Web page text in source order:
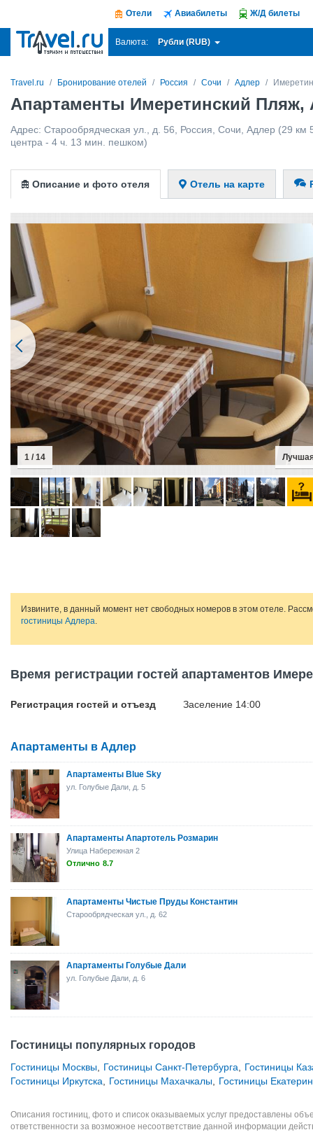
Отели Авиабилеты Ж/Д билеты
Валюта: Рубли (RUB)
Travel.ru Бронирование отелей Россия Сочи Адлер
Апартаменты Имеретинский Пляж,
Адрес: Старообрядческая ул., д. 56 Россия Сочи Адлер (29 км
центра - 4 ч. 13 мин. пешком)
Описание и фото отеля Отель на карте
1 / 14
Извините, в данный момент нет свободных номеров в этом отеле.
гостиницы Адлера.
Время регистрации гостей апартаментов
Регистрация гостей и отъезд Заселение 14:00
Апартаменты в Адлер
Апартаменты Blue Sky
ул. Голубые Дали, д. 5
Апартаменты Апартотель Розмарин
Улица Набережная 2
Отлично 8.7
Апартаменты Чистые Пруды Константин
Старообрядческая ул., д. 62
Апартаменты Голубые Дали
ул. Голубые Дали, д. 6
Гостиницы популярных городов
Гостиницы Москвы Гостиницы Санкт-Петербурга
Гостиницы
Гостиницы Иркутска
Гостиницы Махачкалы Гостиницы
Описания гостиниц, фото и список оказываемых услуг предоставлены
ответственности за возможное несоответствие данной информации